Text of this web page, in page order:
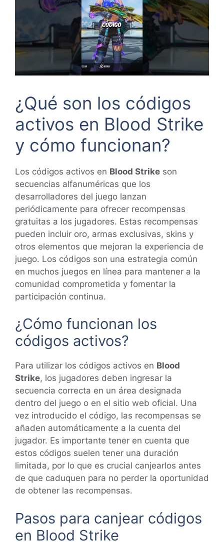
¿Qué son los códigos
activos en Blood Strike
y cómo funcionan?
Los códigos activos en Blood Strike son
secuencias alfanuméricas que los
desarrolladores del juego lanzan
periódicamente para ofrecer recompensas
gratuitas a los jugadores. Estas recompensas
pueden incluir oro, armas exclusivas, skins y
otros elementos que mejoran la experiencia de
juego. Los códigos son una estrategia común
en muchos juegos en línea para mantener a la
comunidad comprometida y fomentar la
participación continua.
¿Cómo funcionan los
códigos activos?
Para utilizar los códigos activos en Blood
Strike, los jugadores deben ingresar la
secuencia correcta en un área designada
dentro del juego o en el sitio web oficial. Una
vez introducido el código, las recompensas se
añaden automáticamente a la cuenta del
jugador. Es importante tener en cuenta que
estos códigos suelen tener una duración
limitada, por lo que es crucial canjearlos antes
de que caduquen para no perder la oportunidad
de obtener las recompensas.
Pasos para canjear códigos
en Blood Strike